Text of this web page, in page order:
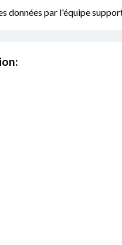
données par l'équipe